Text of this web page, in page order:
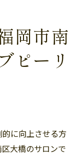
岡市南
ピーリ
に向上させる方
大橋のサロンで